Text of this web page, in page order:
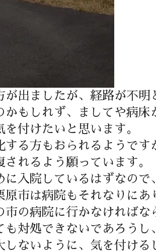
出ましたが、経路が不明
もしれず、ましてや病床
付けたいと思います。
る方もおられるようです
れるよう願っています。
入院しているはずなので
市は病院もそれなりにあ
の病院に行かなければな
対処できないであろうし、
ないように、気を付ける